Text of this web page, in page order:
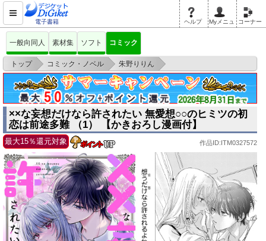
電子書籍 ヘルプ Myメニュ コーナー
一般向同人 素材集 ソフト コミック
トップ > コミック・ノベル > 朱野りりん
>
××な妄想だけなら許されたい 無愛想○○のヒミツの初恋は前途多難 （1）
【かき
××な妄想だけなら許されたい 無愛想○○のヒミツの初
恋は前途多難 （1） 【かきおろし漫画付】
最大15％還元対象 作品ID:ITM0327572